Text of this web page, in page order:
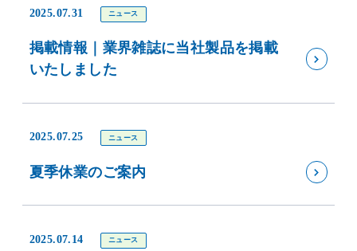
2025.07.31 ニュース
掲載情報｜業界雑誌に当社製品を掲載
いたしました
2025.07.25 ニュース
夏季休業のご案内
2025.07.14 ニュース